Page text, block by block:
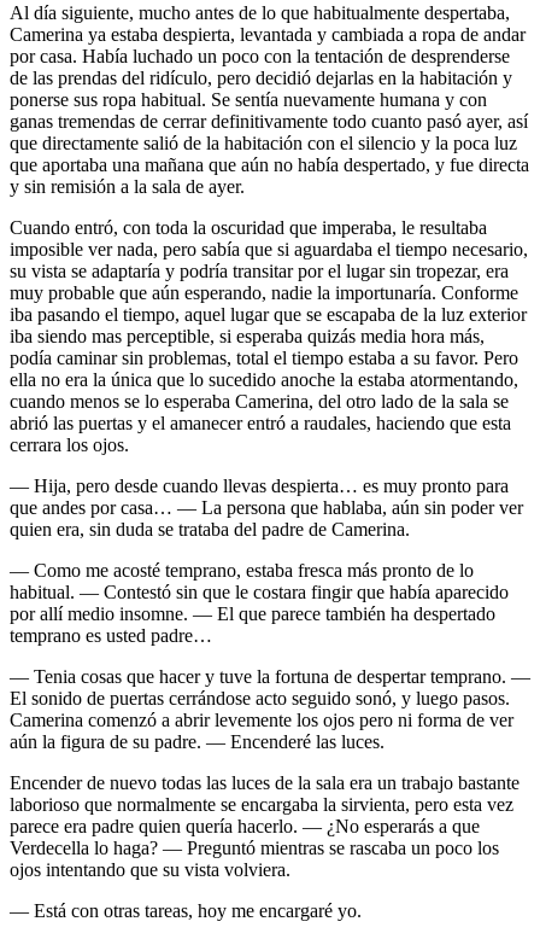
Al día siguiente, mucho antes de lo que habitualmente despertaba,
Camerina ya estaba despierta, levantada y cambiada a ropa de andar
por casa. Había luchado un poco con la tentación de desprenderse
de las prendas del ridículo, pero decidió dejarlas en la habitación y
ponerse sus ropa habitual. Se sentía nuevamente humana y con
ganas tremendas de cerrar definitivamente todo cuanto pasó ayer, así
que directamente salió de la habitación con el silencio y la poca luz
que aportaba una mañana que aún no había despertado, y fue directa
y sin remisión a la sala de ayer.
Cuando entró, con toda la oscuridad que imperaba, le resultaba
imposible ver nada, pero sabía que si aguardaba el tiempo necesario,
su vista se adaptaría y podría transitar por el lugar sin tropezar, era
muy probable que aún esperando, nadie la importunaría. Conforme
iba pasando el tiempo, aquel lugar que se escapaba de la luz exterior
iba siendo mas perceptible, si esperaba quizás media hora más,
podía caminar sin problemas, total el tiempo estaba a su favor. Pero
ella no era la única que lo sucedido anoche la estaba atormentando,
cuando menos se lo esperaba Camerina, del otro lado de la sala se
abrió las puertas y el amanecer entró a raudales, haciendo que esta
cerrara los ojos.
— Hija, pero desde cuando llevas despierta… es muy pronto para
que andes por casa… — La persona que hablaba, aún sin poder ver
quien era, sin duda se trataba del padre de Camerina.
— Como me acosté temprano, estaba fresca más pronto de lo
habitual. — Contestó sin que le costara fingir que había aparecido
por allí medio insomne. — El que parece también ha despertado
temprano es usted padre…
— Tenia cosas que hacer y tuve la fortuna de despertar temprano. —
El sonido de puertas cerrándose acto seguido sonó, y luego pasos.
Camerina comenzó a abrir levemente los ojos pero ni forma de ver
aún la figura de su padre. — Encenderé las luces.
Encender de nuevo todas las luces de la sala era un trabajo bastante
laborioso que normalmente se encargaba la sirvienta, pero esta vez
parece era padre quien quería hacerlo. — ¿No esperarás a que
Verdecella lo haga? — Preguntó mientras se rascaba un poco los
ojos intentando que su vista volviera.
— Está con otras tareas, hoy me encargaré yo.